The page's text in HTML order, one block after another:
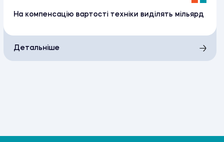
На компенсацію вартості техніки виділять мільярд
Детальніше